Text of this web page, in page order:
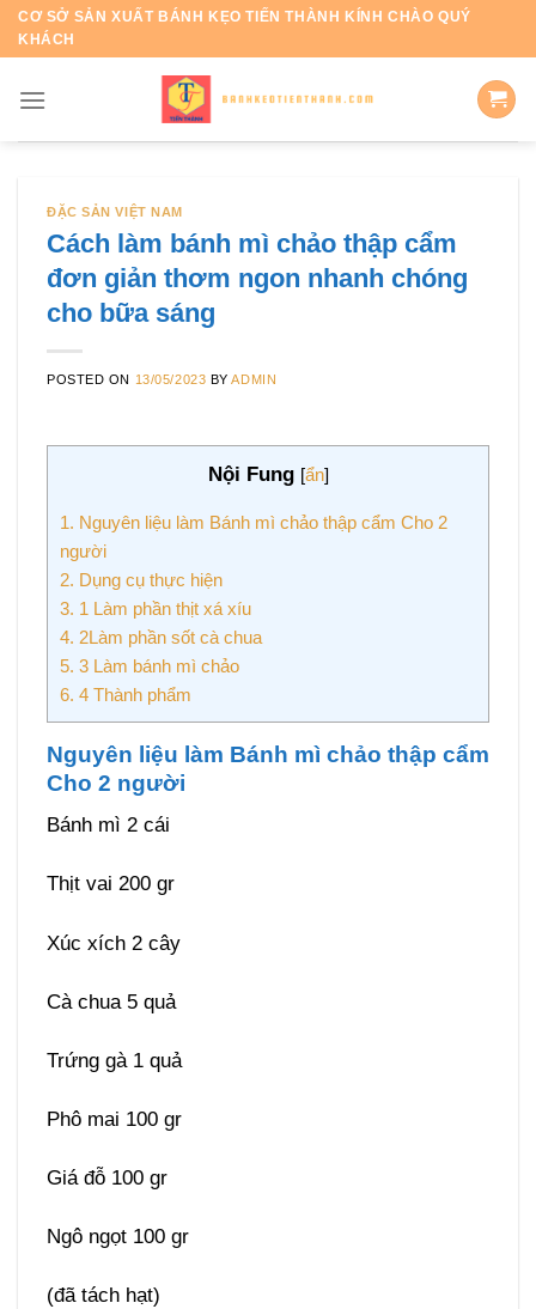
SkipCƠ SỞ SẢN XUẤT BÁNH KẸO TIẾN THÀNH KÍNH CHÀO QUÝ
KHÁCH
ĐẶC SẢN VIỆT NAM
Cách làm bánh mì chảo thập cẩm
đơn giản thơm ngon nhanh chóng
cho bữa sáng
POSTED ON 13/05/2023 BYADMIN
Nội Fung [ẩn]
1. Nguyên liệu làm Bánh mì chảo thập cẩm Cho 2
người
2. Dụng cụ thực hiện
3. 1 Làm phần thịt xá xíu
4. 2Làm phần sốt cà chua
5. 3 Làm bánh mì chảo
6. 4 Thành phẩm
Nguyên liệu làm Bánh mì chảo thập cẩm
Cho 2 người
Bánh mì 2 cái
Thịt vai 200 gr
Xúc xích 2 cây
Cà chua 5 quả
Trứng gà 1 quả
Phô mai 100 gr
Giá đỗ 100 gr
Ngô ngọt 100 gr
(đã tách hạt)